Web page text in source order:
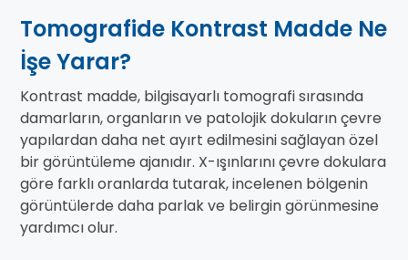
Tomografide Kontrast Madde Ne
İşe Yarar?
Kontrast madde, bilgisayarlı tomografi sırasında
damarların, organların ve patolojik dokuların çevre
yapılardan daha net ayırt edilmesini sağlayan özel
bir görüntüleme ajanıdır. X-ışınlarını çevre dokulara
göre farklı oranlarda tutarak, incelenen bölgenin
görüntülerde daha parlak ve belirgin görünmesine
yardımcı olur.